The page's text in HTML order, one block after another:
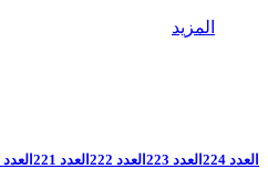
المزيد
العدد 224 العدد 223 العدد 222 العدد 221 العدد 220